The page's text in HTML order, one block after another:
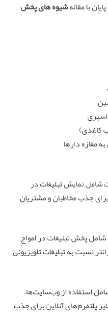
با مقالهشیوه های پخش
کاغذی)
مغازه دارها
شامل نمایش تبلیغات در
جذب مخاطبان و مشتریان
شامل پخش تبلیغات در امواج
نسبت به تبلیغات تلویزیونی
استفاده از وب‌سایت‌ها،
پلتفرم‌های آنلاین برای جذب